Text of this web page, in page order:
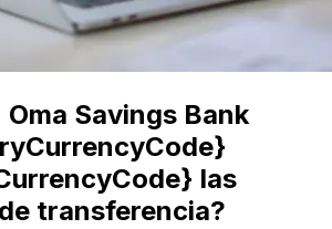
Oma Savings Bank
las
transferencia?